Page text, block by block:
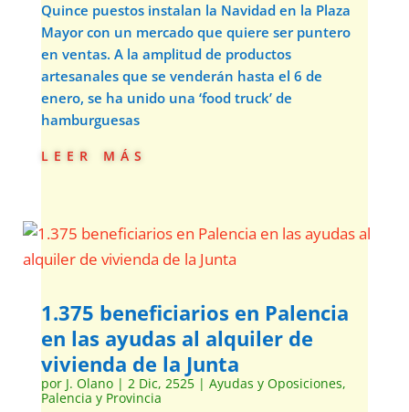
Quince puestos instalan la Navidad en la Plaza
Mayor con un mercado que quiere ser puntero
en ventas. A la amplitud de productos
artesanales que se venderán hasta el 6 de
enero, se ha unido una ‘food truck’ de
hamburguesas
leer más
1.375 beneficiarios en Palencia
en las ayudas al alquiler de
vivienda de la Junta
por J. Olano| 2 Dic, 2525| Ayudas y Oposiciones,
Palencia y Provincia